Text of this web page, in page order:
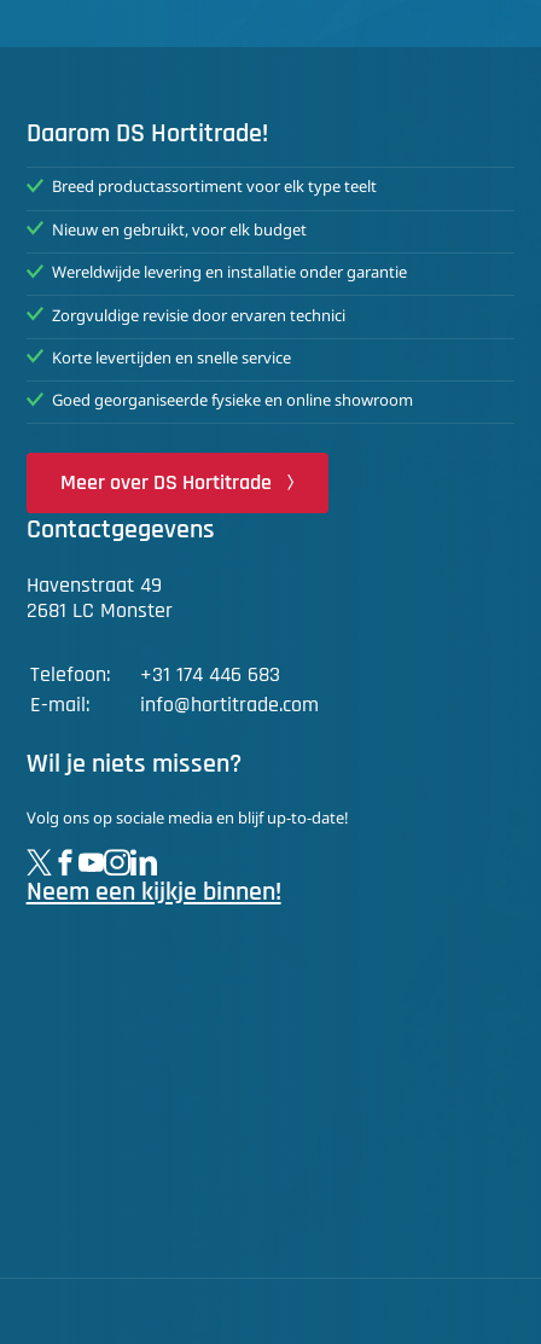
Daarom DS Hortitrade!
Breed productassortiment voor elk type teelt
Nieuw en gebruikt, voor elk budget
Wereldwijde levering en installatie onder garantie
Zorgvuldige revisie door ervaren technici
Korte levertijden en snelle service
Goed georganiseerde fysieke en online showroom
Meer over DS Hortitrade
Contactgegevens
Havenstraat 49
2681 LC Monster
Telefoon:
+31 174 446 683
E-mail:
info@hortitrade.com
Wil je niets missen?
Volg ons op sociale media en blijf up-to-date!
Neem een kijkje binnen!